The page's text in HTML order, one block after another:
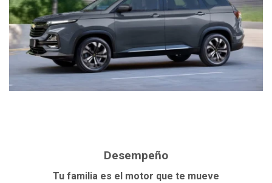
Desempeño
Tu familia es el motor que te mueve